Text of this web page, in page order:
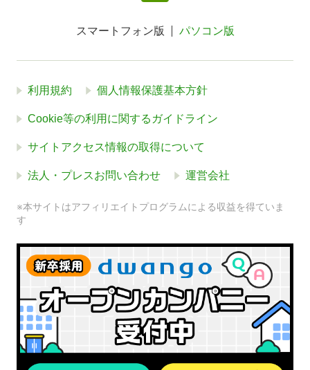
スマートフォン版 パソコン版
利用規約 個人情報保護基本方針
Cookie等の利用に関するガイドライン
サイトアクセス情報の取得について
法人・プレスお問い合わせ 運営会社
※本サイトはアフィリエイトプログラムによる収益を得ていま
す